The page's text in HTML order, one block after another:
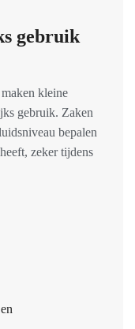
gebruik
kleine
gebruik. Zaken
bepalen
zeker tijdens